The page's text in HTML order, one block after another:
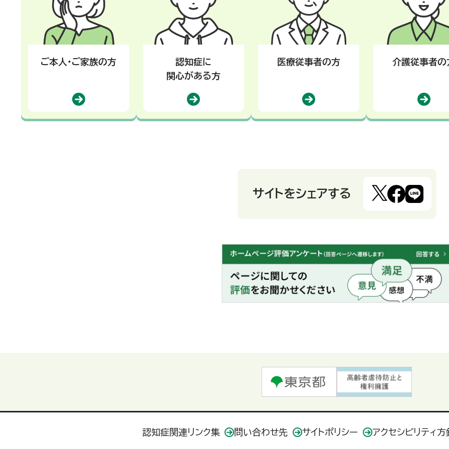
ご本人・ご家族の方
認知症に
関心がある方
医療従事者の方 介護従事者の
サイトをシェアする
認知症関連リンク集 問い合わせ先 サイトポリシー アクセシビリティ方